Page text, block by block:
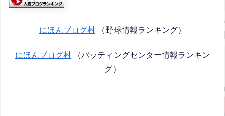
にほんブログ村 （野球情報ランキング）
にほんブログ村 （バッティングセンター情報ランキン
グ）